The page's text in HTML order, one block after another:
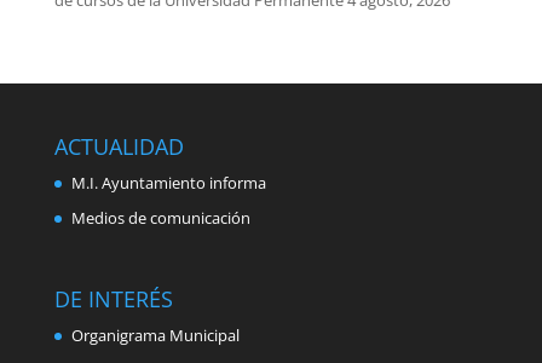
ACTUALIDAD
M.I. Ayuntamiento informa
Medios de comunicación
DE INTERÉS
Organigrama Municipal